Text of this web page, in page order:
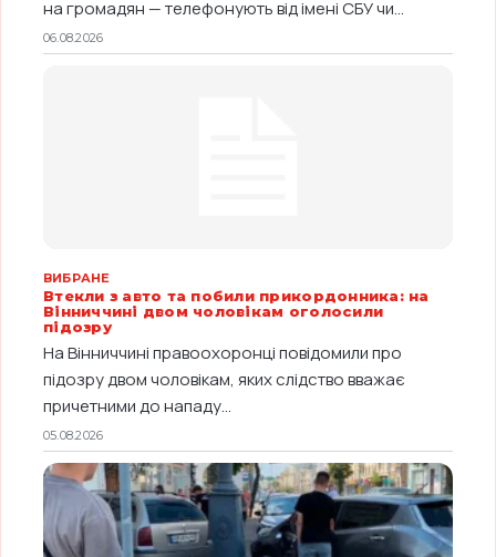
на громадян — телефонують від імені СБУ чи...
06.08.2026
ВИБРАНЕ
Втекли з авто та побили прикордонника: на
Вінниччині двом чоловікам оголосили
підозру
На Вінниччині правоохоронці повідомили про
підозру двом чоловікам, яких слідство вважає
причетними до нападу...
05.08.2026